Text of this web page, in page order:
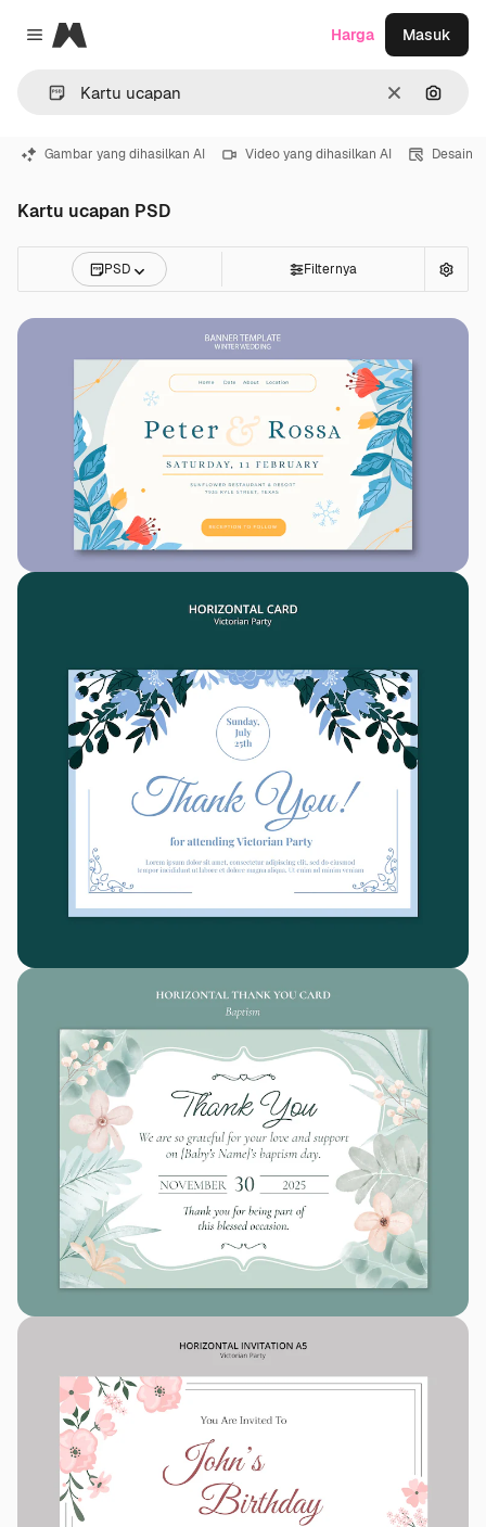
Close menu
Magnific
Jernih
Harga Masuk
Gambar yang dihasilkan AI Video yang dihasilkan AI Desain
Kartu ucapan PSD
PSD Filternya